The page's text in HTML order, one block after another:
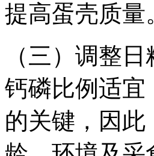
提高蛋壳质量
（三）调整
钙磷比例适宜
的关键，因